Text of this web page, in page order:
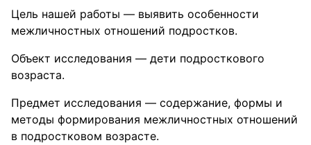
Цель нашей работы — выявить особенности
межличностных отношений подростков.
Объект исследования — дети подросткового
возраста.
Предмет исследования — содержание, формы и
методы формирования межличностных отношений
в подростковом возрасте.